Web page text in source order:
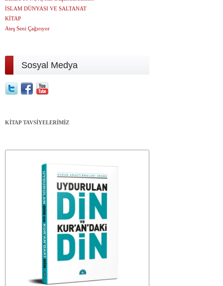
İSLAM DÜNYASI VE SALTANAT
KİTAP
Ateş Seni Çağırıyor
Sosyal Medya
KİTAP TAVSİYELERİMİZ